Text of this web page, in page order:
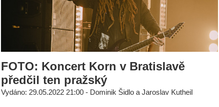
FOTO: Koncert Korn v Bratislavě
předčil ten pražský
Vydáno: 29.05.2022 21:00 - Dominik Šidlo a Jaroslav Kutheil